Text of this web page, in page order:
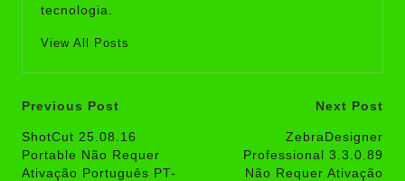
tecnologia.
View All Posts
Post
navigation
Previous Post
ShotCut 25.08.16
Portable Não Requer
Ativação Português PT-
Next Post
ZebraDesigner
Professional 3.3.0.89
Não Requer Ativação